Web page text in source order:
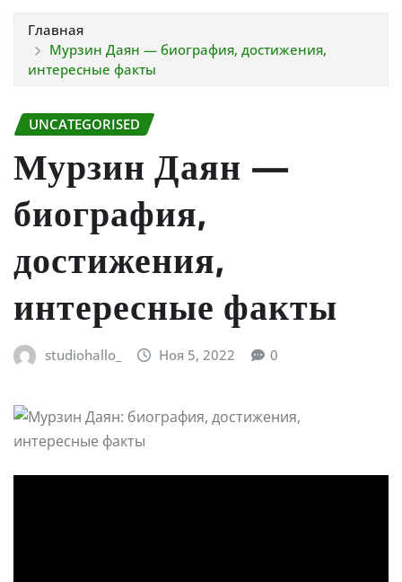
Главная
Мурзин Даян — биография, достижения,
интересные факты
UNCATEGORISED
Мурзин Даян —
биография,
достижения,
интересные факты
studiohallo_ Ноя 5, 2022 0